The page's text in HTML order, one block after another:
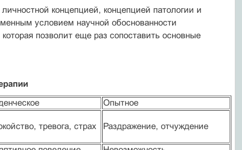
концепцией, концепцией патологии и
условием научной обоснованности
позволит еще раз сопоставить основные
Опытное
тревога, страх Раздражение, отчуждение